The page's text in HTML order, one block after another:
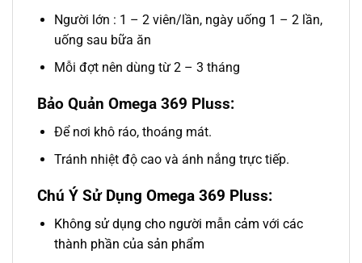
Người lớn : 1 – 2 viên/lần, ngày uống 1 – 2 lần,
uống sau bữa ăn
Mỗi đợt nên dùng từ 2 – 3 tháng
Bảo Quản Omega 369 Pluss:
Để nơi khô ráo, thoáng mát.
Tránh nhiệt độ cao và ánh nắng trực tiếp.
Chú Ý Sử Dụng Omega 369 Pluss:
Không sử dụng cho người mẫn cảm với các
thành phần của sản phẩm